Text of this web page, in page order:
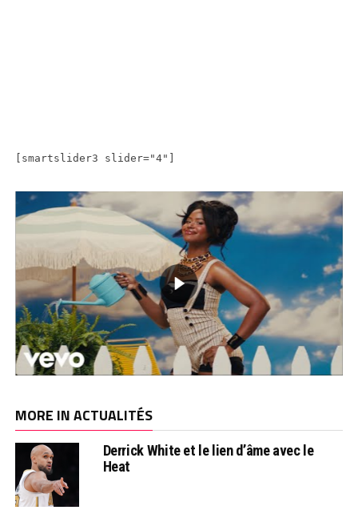
[smartslider3 slider="4"]
MORE IN ACTUALITÉS
Derrick White et le lien d’âme avec le
Heat